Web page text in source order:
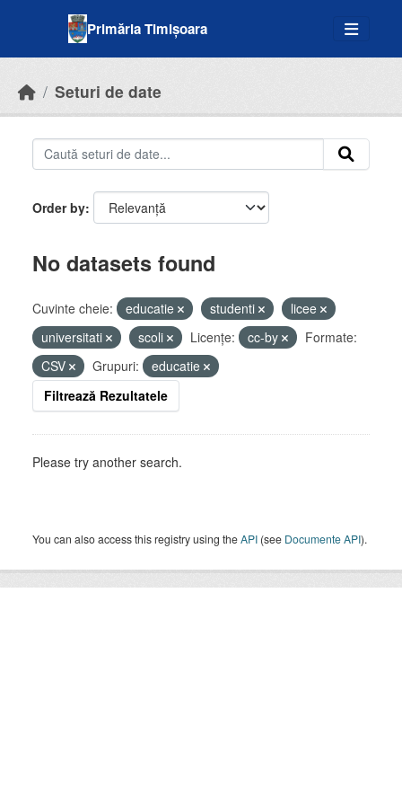
Primăria Timișoara
Seturi de date
Order by
No datasets found
Cuvinte cheie: educatie studenti
licee
universitati
scoli Licenţe: cc-by
Formate:
CSV
Grupuri:
educatie
Filtrează Rezultatele
Please try another search.
You can also access this registry using theAPI (see Documente API).